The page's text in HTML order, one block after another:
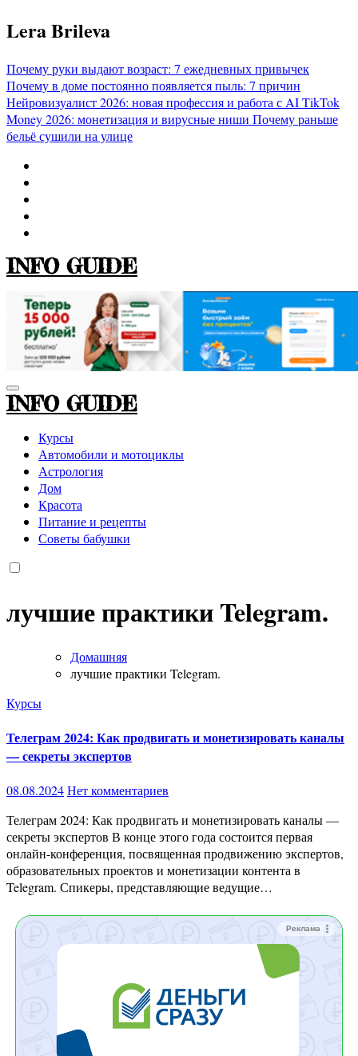
Перейти
к
Lera Brileva
Почему руки выдают возраст: 7 ежедневных привычек
Почему в доме постоянно появляется пыль: 7 причин
Нейровизуалист 2026: новая профессия и работа с AITikTok
Money 2026: монетизация и вирусные ниши Почему раньше
бельё сушили на улице
INFO GUIDE
INFO GUIDE
Курсы
Автомобили и мотоциклы
Астрология
Дом
Красота
Питание и рецепты
Советы бабушки
лучшие практики Telegram.
Домашняя
лучшие практики Telegram.
Курсы
Телеграм 2024: Как продвигать и монетизировать каналы
— секреты экспертов
08.08.2024Нет комментариев
Телеграм 2024: Как продвигать и монетизировать каналы —
секреты экспертов В конце этого года состоится первая
онлайн-конференция, посвященная продвижению экспертов,
образовательных проектов и монетизации контента в
Telegram. Спикеры, представляющие ведущие…
Реклама